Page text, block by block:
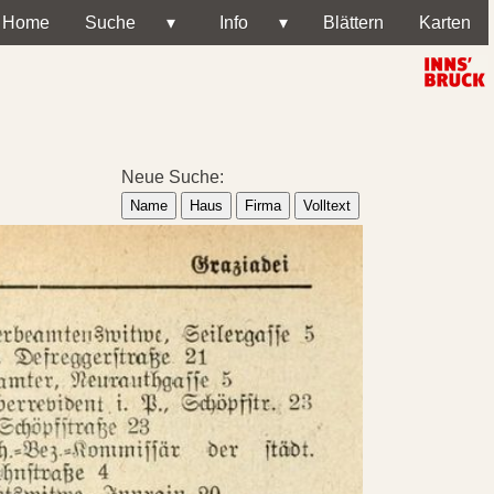
Home Suche ▾ Info ▾ Blättern Karten
Neue Suche:
Name Haus Firma Volltext